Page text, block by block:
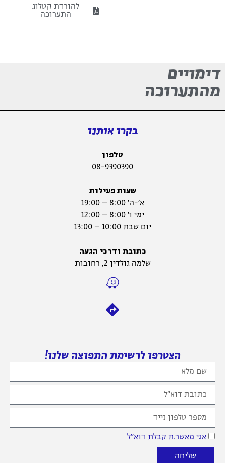
להורדת קטלוג
התערוכה
דימויים
מהתערוכה
בקרו אותנו
טלפון
08-9390390
שעות פעילות
א׳-ה׳ 8:00 – 19:00
ימי ו׳ 8:00 – 12:00
יום שבת 10:00 – 13:00
כתובת ודרכי הגעה
שלמה גולדין 2, רחובות
הצטרפו לרשימת התפוצה שלנו!
אני מאשר.ת קבלת דוא״ל
שליחה